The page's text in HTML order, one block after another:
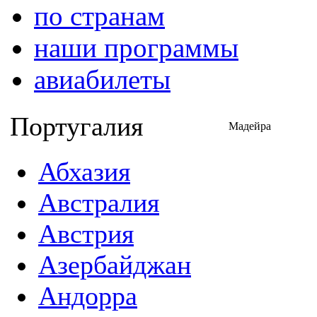
по странам
наши программы
авиабилеты
Португалия Мадейра
Абхазия
Австралия
Австрия
Азербайджан
Андорра